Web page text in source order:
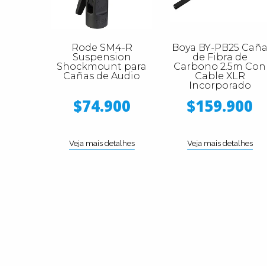
Rode SM4-R
Suspension
Shockmount para
Cañas de Audio
$74.900
Veja mais detalhes
Boya BY-PB25 Caña
de Fibra de
Carbono 2.5m Con
Cable XLR
Incorporado
$159.900
Veja mais detalhes